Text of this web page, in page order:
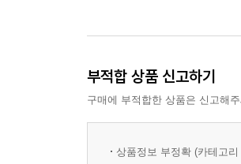
부적합 상품 신고하기
구매에 부적합한 상품은 신고해
상품정보 부정확 (카테고